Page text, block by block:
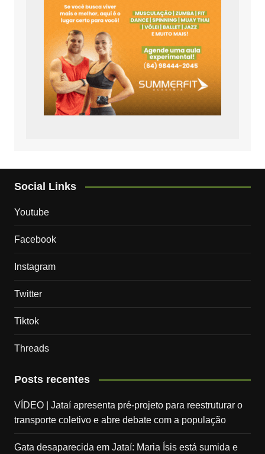
Social Links
Youtube
Facebook
Instagram
Twitter
Tiktok
Threads
Posts recentes
VÍDEO | Jataí apresenta pré-projeto para reestruturar o
transporte coletivo e abre debate com a população
Gata desaparecida em Jataí: Maria Ísis está sumida e